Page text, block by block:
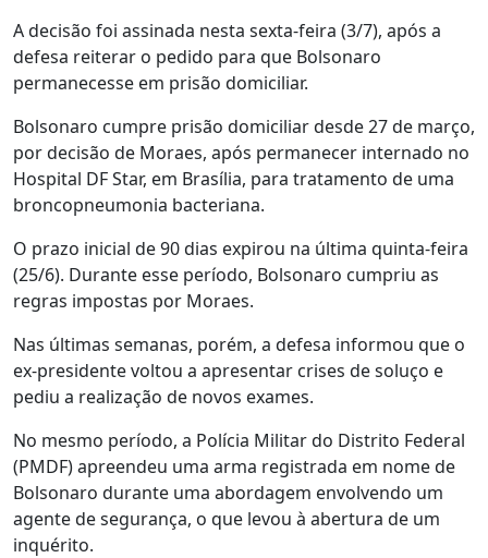
A decisão foi assinada nesta sexta-feira (3/7), após a
defesa reiterar o pedido para que Bolsonaro
permanecesse em prisão domiciliar.
Bolsonaro cumpre prisão domiciliar desde 27 de março,
por decisão de Moraes, após permanecer internado no
Hospital DF Star, em Brasília, para tratamento de uma
broncopneumonia bacteriana.
O prazo inicial de 90 dias expirou na última quinta-feira
(25/6). Durante esse período, Bolsonaro cumpriu as
regras impostas por Moraes.
Nas últimas semanas, porém, a defesa informou que o
ex-presidente voltou a apresentar crises de soluço e
pediu a realização de novos exames.
No mesmo período, a Polícia Militar do Distrito Federal
(PMDF) apreendeu uma arma registrada em nome de
Bolsonaro durante uma abordagem envolvendo um
agente de segurança, o que levou à abertura de um
inquérito.